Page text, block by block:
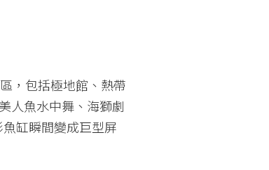
，包括極地館、熱帶
人魚水中舞、海獅劇
缸瞬間變成巨型屏